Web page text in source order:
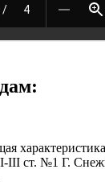
ст. №1 Г.